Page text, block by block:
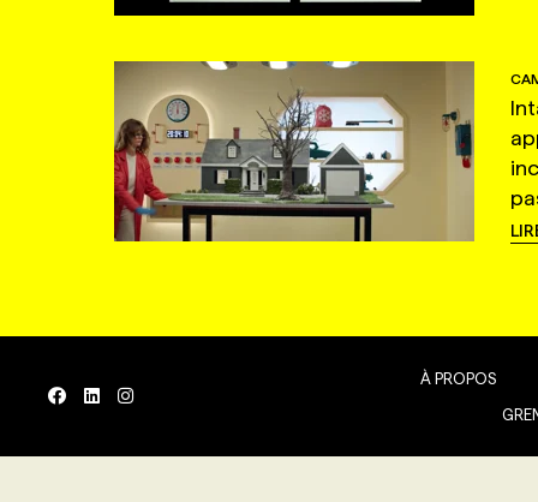
À PROPOS